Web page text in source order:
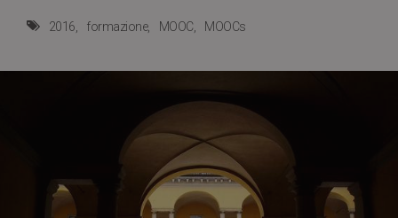
2016 formazione MOOC MOOCs